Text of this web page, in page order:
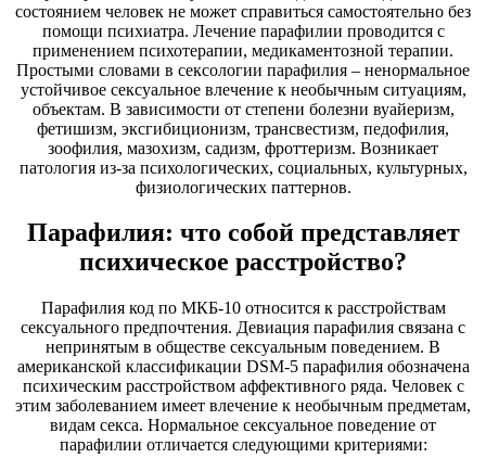
состоянием человек не может справиться самостоятельно без
помощи психиатра. Лечение парафилии проводится с
применением психотерапии, медикаментозной терапии.
Простыми словами в сексологии парафилия – ненормальное
устойчивое сексуальное влечение к необычным ситуациям,
объектам. В зависимости от степени болезни вуайеризм,
фетишизм, эксгибиционизм, трансвестизм, педофилия,
зоофилия, мазохизм, садизм, фроттеризм. Возникает
патология из-за психологических, социальных, культурных,
физиологических паттернов.
Парафилия: что собой представляет
психическое расстройство?
Парафилия код по МКБ-10 относится к расстройствам
сексуального предпочтения. Девиация парафилия связана с
непринятым в обществе сексуальным поведением. В
американской классификации DSM-5 парафилия обозначена
психическим расстройством аффективного ряда. Человек с
этим заболеванием имеет влечение к необычным предметам,
видам секса. Нормальное сексуальное поведение от
парафилии отличается следующими критериями: